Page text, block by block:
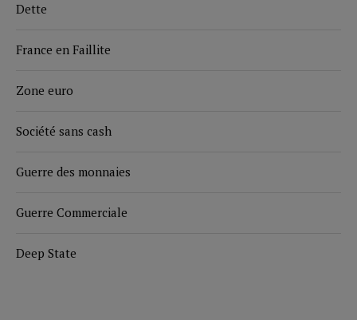
Dette
France en Faillite
Zone euro
Société sans cash
Guerre des monnaies
Guerre Commerciale
Deep State